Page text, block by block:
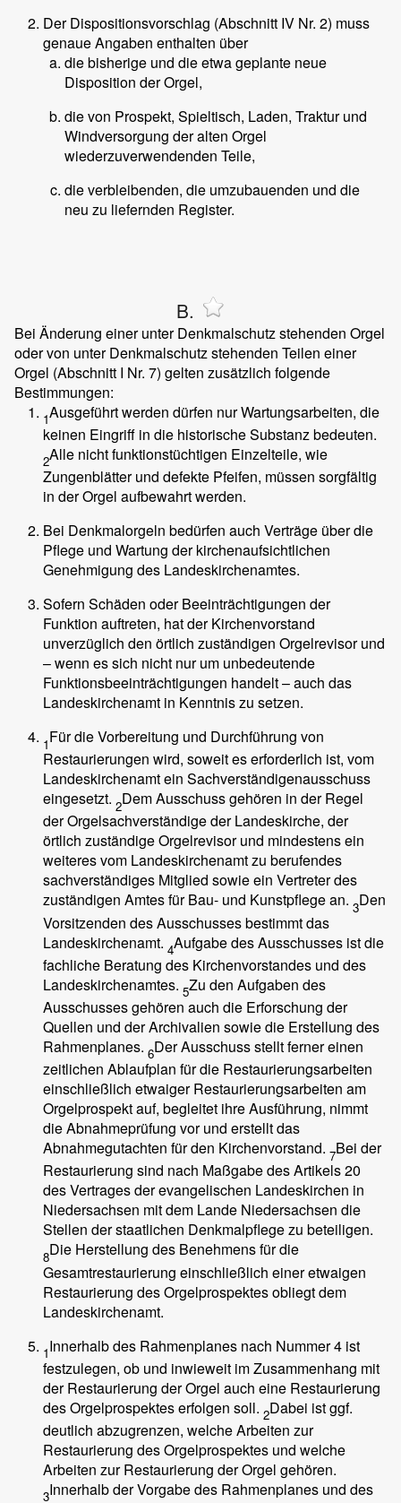
Der Dispositionsvorschlag (Abschnitt IV Nr. 2) muss
genaue Angaben enthalten über
die bisherige und die etwa geplante neue
Disposition der Orgel,
die von Prospekt, Spieltisch, Laden, Traktur und
Windversorgung der alten Orgel
wiederzuverwendenden Teile,
die verbleibenden, die umzubauenden und die
neu zu liefernden Register.
B.
Bei Änderung einer unter Denkmalschutz stehenden Orgel
oder von unter Denkmalschutz stehenden Teilen einer
Orgel (Abschnitt I Nr. 7) gelten zusätzlich folgende
Bestimmungen:
1Ausgeführt werden dürfen nur Wartungsarbeiten, die
keinen Eingriff in die historische Substanz bedeuten.
2Alle nicht funktionstüchtigen Einzelteile, wie
Zungenblätter und defekte Pfeifen, müssen sorgfältig
in der Orgel aufbewahrt werden.
Bei Denkmalorgeln bedürfen auch Verträge über die
Pflege und Wartung der kirchenaufsichtlichen
Genehmigung des Landeskirchenamtes.
Sofern Schäden oder Beeinträchtigungen der
Funktion auftreten, hat der Kirchenvorstand
unverzüglich den örtlich zuständigen Orgelrevisor und
– wenn es sich nicht nur um unbedeutende
Funktionsbeeinträchtigungen handelt – auch das
Landeskirchenamt in Kenntnis zu setzen.
1Für die Vorbereitung und Durchführung von
Restaurierungen wird, soweit es erforderlich ist, vom
Landeskirchenamt ein Sachverständigenausschuss
eingesetzt. 2Dem Ausschuss gehören in der Regel
der Orgelsachverständige der Landeskirche, der
örtlich zuständige Orgelrevisor und mindestens ein
weiteres vom Landeskirchenamt zu berufendes
sachverständiges Mitglied sowie ein Vertreter des
zuständigen Amtes für Bau- und Kunstpflege an. 3Den
Vorsitzenden des Ausschusses bestimmt das
Landeskirchenamt. 4Aufgabe des Ausschusses ist die
fachliche Beratung des Kirchenvorstandes und des
Landeskirchenamtes. 5Zu den Aufgaben des
Ausschusses gehören auch die Erforschung der
Quellen und der Archivalien sowie die Erstellung des
Rahmenplanes. 6Der Ausschuss stellt ferner einen
zeitlichen Ablaufplan für die Restaurierungsarbeiten
einschließlich etwaiger Restaurierungsarbeiten am
Orgelprospekt auf, begleitet ihre Ausführung, nimmt
die Abnahmeprüfung vor und erstellt das
Abnahmegutachten für den Kirchenvorstand. 7Bei der
Restaurierung sind nach Maßgabe des Artikels 20
des Vertrages der evangelischen Landeskirchen in
Niedersachsen mit dem Lande Niedersachsen die
Stellen der staatlichen Denkmalpflege zu beteiligen.
8Die Herstellung des Benehmens für die
Gesamtrestaurierung einschließlich einer etwaigen
Restaurierung des Orgelprospektes obliegt dem
Landeskirchenamt.
1Innerhalb des Rahmenplanes nach Nummer 4 ist
festzulegen, ob und inwieweit im Zusammenhang mit
der Restaurierung der Orgel auch eine Restaurierung
des Orgelprospektes erfolgen soll. 2Dabei ist ggf.
deutlich abzugrenzen, welche Arbeiten zur
Restaurierung des Orgelprospektes und welche
Arbeiten zur Restaurierung der Orgel gehören.
3Innerhalb der Vorgabe des Rahmenplanes und des